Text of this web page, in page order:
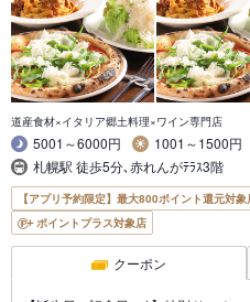
道産食材×イタリア郷土料理×ワイン専門店
5001～6000円
1001～1500円
札幌駅 徒歩5分､赤れんがﾃﾗｽ3階
【アプリ予約限定】最大800ポイント還元対象
ポイントプラス対象店
クーポン